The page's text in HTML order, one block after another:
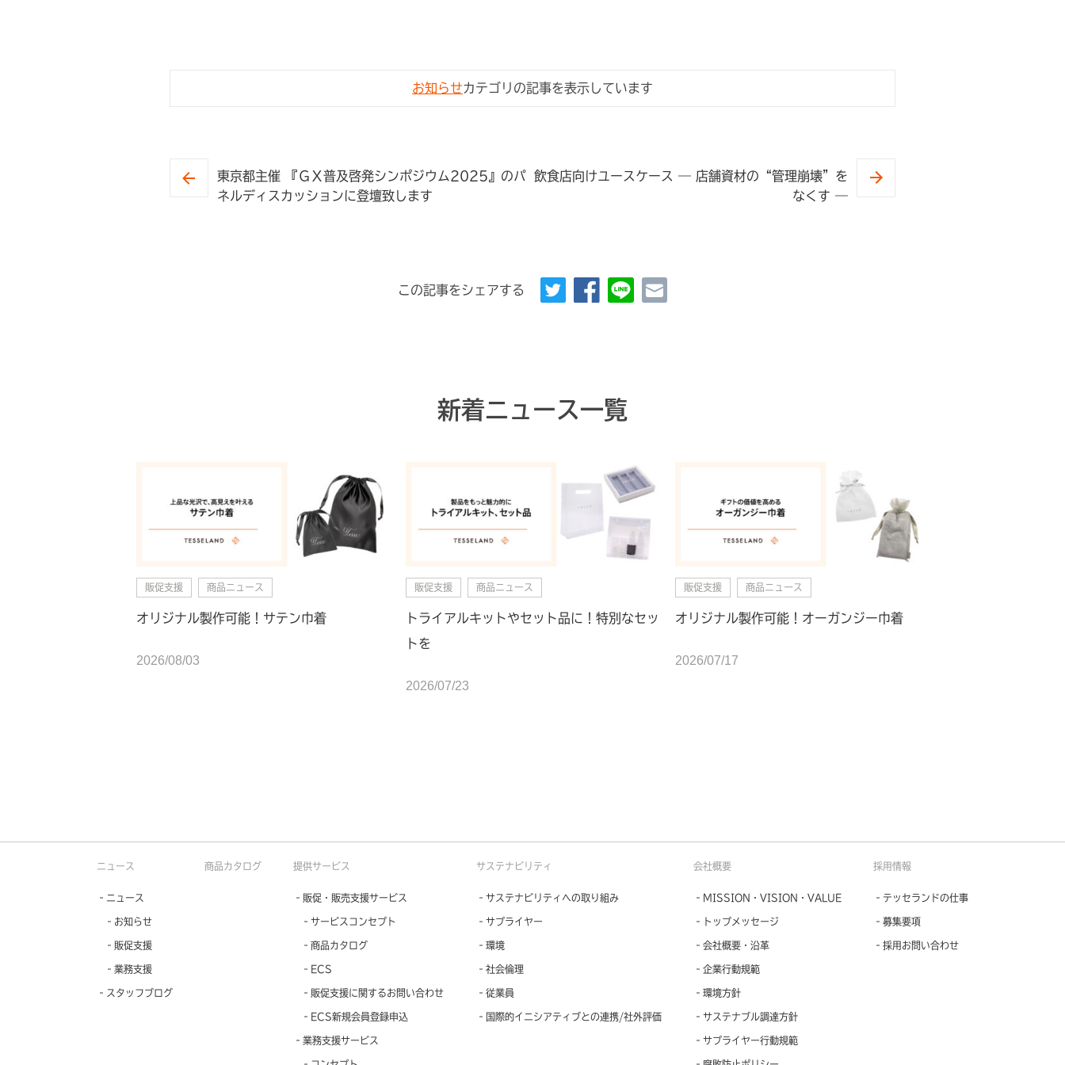
お知らせカテゴリの記事を表示しています
東京都主催 『ＧＸ普及啓発シンポジウム2025』のパ
ネルディスカッションに登壇致します
飲食店向けユースケース ― 店舗資材の“管理崩壊”を
なくす ―
この記事をシェアする
新着ニュース一覧
2026/08/03
販促支援 商品ニュース
オリジナル製作可能！サテン巾着
2026/07/23
販促支援 商品ニュース
トライアルキットやセット品に！特別なセッ
トを
2026/07/17
販促支援 商品ニュース
オリジナル製作可能！オーガンジー巾着
ニュース
‐ニュース
‐お知らせ
‐販促支援
‐業務支援
‐スタッフブログ
商品カタログ 提供サービス
‐販促・販売支援サービス
‐サービスコンセプト
‐商品カタログ
‐ECS
‐販促支援に関するお問い合わせ
‐ECS新規会員登録申込
‐業務支援サービス
サステナビリティ
‐サステナビリティへの取り組み
‐サプライヤー
‐環境
‐社会倫理
‐従業員
‐国際的イニシアティブとの連携/社外評価
会社概要
‐MISSION・VISION・VALUE
‐トップメッセージ
‐会社概要・沿革
‐企業行動規範
‐環境方針
‐サステナブル調達方針
‐サプライヤー行動規範
採用情報
‐テッセランドの仕事
‐募集要項
‐採用お問い合わせ